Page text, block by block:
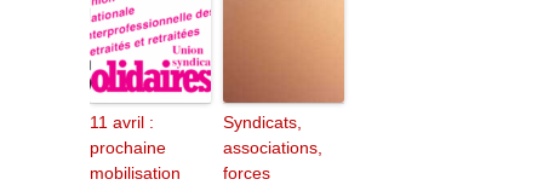
11 avril :
prochaine
mobilisation
Syndicats,
associations,
forces